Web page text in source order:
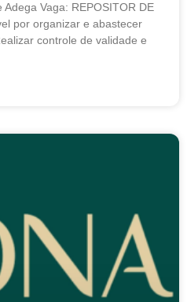
Vaga: REPOSITOR DE
por organizar e abastecer
controle de validade e